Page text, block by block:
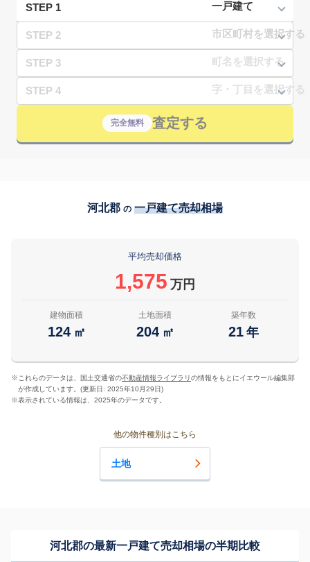
STEP 1
STEP 2
STEP 3
STEP 4
完全無料 査定する
河北郡 の 一戸建て売却相場
平均売却価格
1,575 万円
建物面積
124 ㎡
土地面積
204 ㎡
築年数
21 年
※ これらのデータは、国土交通省の不動産情報ライブラリの情報をもとにイエウール編集部
が作成しています。(更新日: 2025年10月29日)
※表示されている情報は、2025年のデータです。
他の物件種別はこちら
土地
河北郡の最新一戸建て売却相場の半期比較